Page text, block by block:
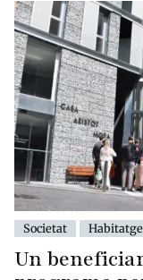
Societat Habitatge
Un